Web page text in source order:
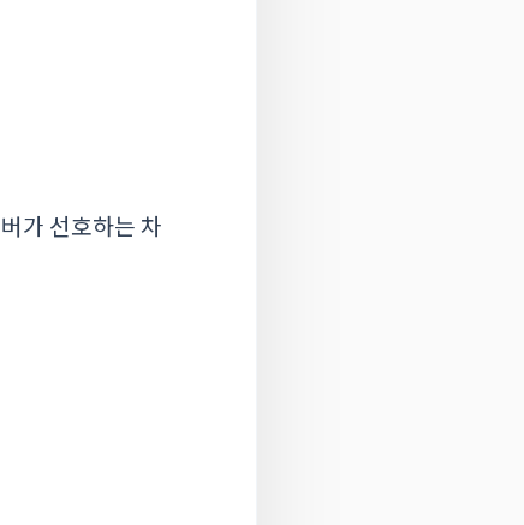
가 선호하는 차